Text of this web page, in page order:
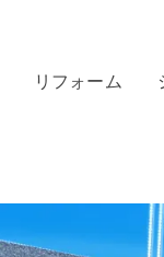
リフォーム